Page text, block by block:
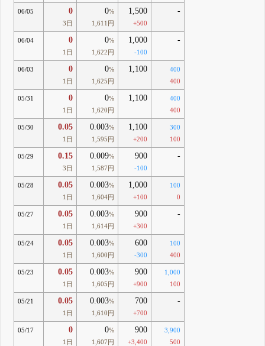
06/05 0
3日
0%
1,611円
1,500
+500
-
06/04 0
1日
0%
1,622円
1,000
-100
-
06/03 0
1日
0%
1,625円
1,100
400
400
05/31 0
1日
0%
1,620円
1,100
400
400
05/30 0.05
1日
0.003%
1,595円
1,100
+200
300
100
05/29 0.15
3日
0.009%
1,587円
900
-100
-
05/28 0.05
1日
0.003%
1,604円
1,000
+100
100
0
05/27 0.05
1日
0.003%
1,614円
900
+300
-
05/24 0.05
1日
0.003%
1,600円
600
-300
100
400
05/23 0.05
1日
0.003%
1,605円
900
+900
1,000
100
05/21 0.05
1日
0.003%
1,610円
700
+700
-
05/17 0
1日
0%
1,607円
900
+3,400
3,900
500